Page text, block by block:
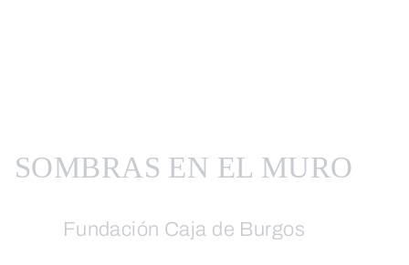
SOMBRAS EN EL MURO
Fundación Caja de Burgos